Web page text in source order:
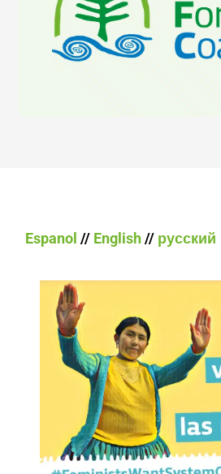
Espanol // English// русский